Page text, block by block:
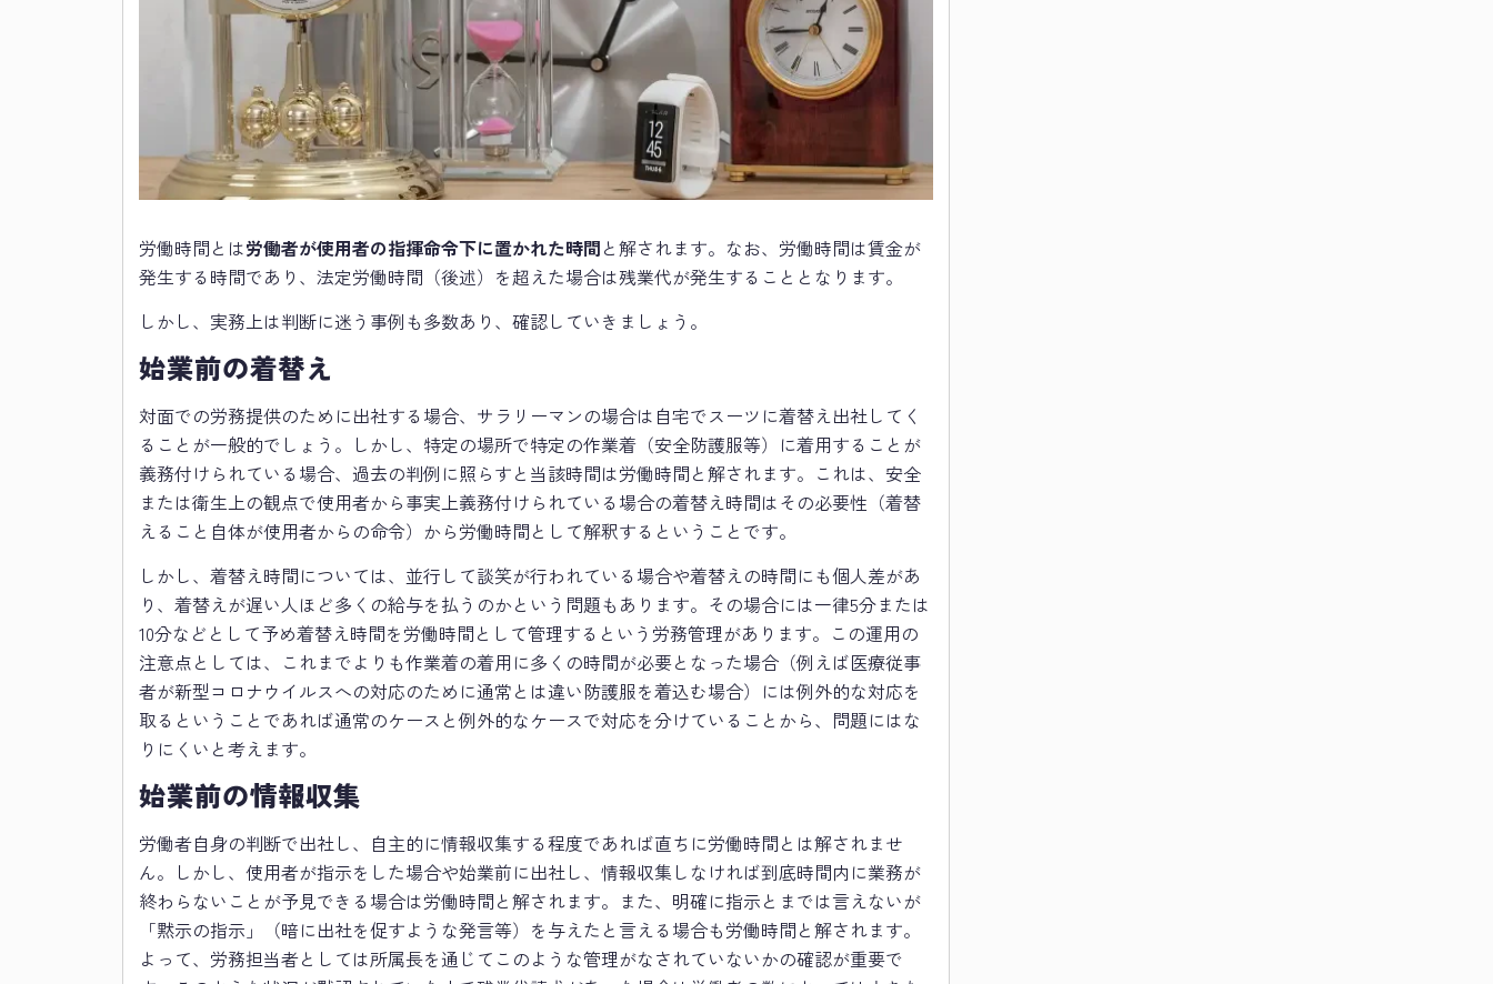
労働時間とは労働者が使用者の指揮命令下に置かれた時間と解されます。なお、労働時間は賃金が
発生する時間であり、法定労働時間（後述）を超えた場合は残業代が発生することとなります。
しかし、実務上は判断に迷う事例も多数あり、確認していきましょう。
始業前の着替え
対面での労務提供のために出社する場合、サラリーマンの場合は自宅でスーツに着替え出社してく
ることが一般的でしょう。しかし、特定の場所で特定の作業着（安全防護服等）に着用することが
義務付けられている場合、過去の判例に照らすと当該時間は労働時間と解されます。これは、安全
または衛生上の観点で使用者から事実上義務付けられている場合の着替え時間はその必要性（着替
えること自体が使用者からの命令）から労働時間として解釈するということです。
しかし、着替え時間については、並行して談笑が行われている場合や着替えの時間にも個人差があ
り、着替えが遅い人ほど多くの給与を払うのかという問題もあります。その場合には一律5分または
10分などとして予め着替え時間を労働時間として管理するという労務管理があります。この運用の
注意点としては、これまでよりも作業着の着用に多くの時間が必要となった場合（例えば医療従事
者が新型コロナウイルスへの対応のために通常とは違い防護服を着込む場合）には例外的な対応を
取るということであれば通常のケースと例外的なケースで対応を分けていることから、問題にはな
りにくいと考えます。
始業前の情報収集
労働者自身の判断で出社し、自主的に情報収集する程度であれば直ちに労働時間とは解されませ
ん。しかし、使用者が指示をした場合や始業前に出社し、情報収集しなければ到底時間内に業務が
終わらないことが予見できる場合は労働時間と解されます。また、明確に指示とまでは言えないが
「黙示の指示」（暗に出社を促すような発言等）を与えたと言える場合も労働時間と解されます。
よって、労務担当者としては所属長を通じてこのような管理がなされていないかの確認が重要で